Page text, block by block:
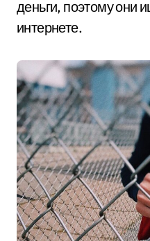
деньги, поэтому они
интернете.